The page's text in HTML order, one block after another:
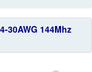
30AWG 144Mhz